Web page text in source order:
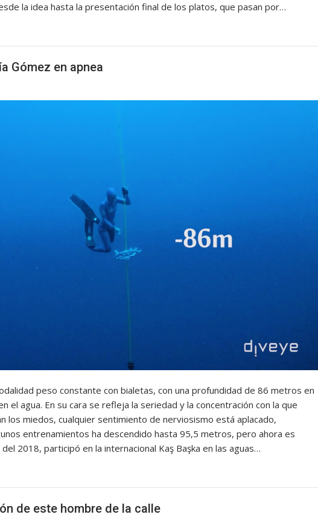
la idea hasta la presentación final de los platos, que pasan por…
Gómez en apnea
peso constante con bialetas, con una profundidad de 86 metros en
el agua. En su cara se refleja la seriedad y la concentración con la que
los miedos, cualquier sentimiento de nerviosismo está aplacado,
entrenamientos ha descendido hasta 95,5 metros, pero ahora es
2018, participó en la internacional Kaş Başka en las aguas…
de este hombre de la calle